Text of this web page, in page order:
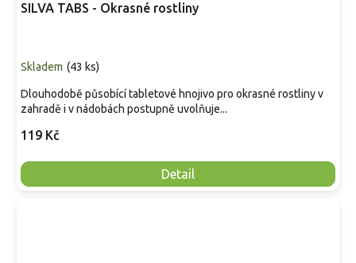
SILVA TABS - Okrasné rostliny
Skladem (43 ks)
119 Kč
Detail
Dlouhodobě působící tabletové hnojivo pro okrasné rostliny v
zahradě i v nádobách postupně uvolňuje...